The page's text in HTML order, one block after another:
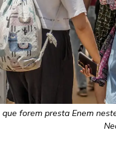
que forem presta Enem